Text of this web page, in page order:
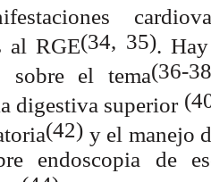
al RGE(34, 35).
sobre el tema(36-
digestiva superior
(42) y el manejo
endoscopia de